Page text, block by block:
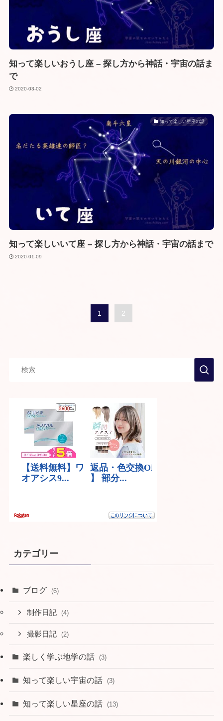
知って楽しいおうし座 – 探し方から神話・宇宙の話ま
で
2020-03-02
知って楽しい星座の話
知って楽しいいて座 – 探し方から神話・宇宙の話まで
2020-01-09
1 2
カテゴリー
ブログ (6)
制作日記 (4)
撮影日記 (2)
楽しく学ぶ地学の話 (3)
知って楽しい宇宙の話 (3)
知って楽しい星座の話 (13)